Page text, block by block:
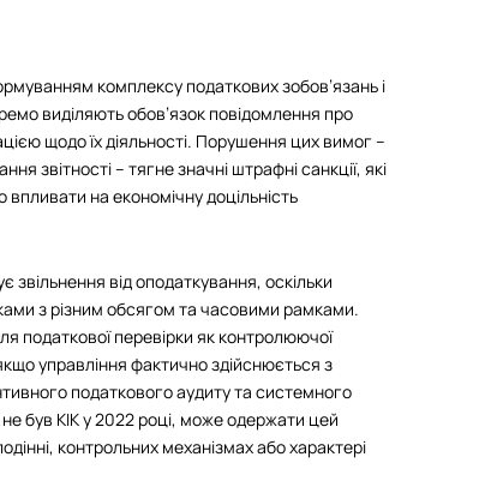
комплексу податкових зобов’язань і
виділяють обов’язок повідомлення про
щодо їх діяльності. Порушення цих вимог –
звітності – тягне значні штрафні санкції, які
на економічну доцільність
звільнення від оподаткування, оскільки
з різним обсягом та часовими рамками.
податкової перевірки як контролюючої
управління фактично здійснюється з
податкового аудиту та системного
був КІК у 2022 році, може одержати цей
контрольних механізмах або характері